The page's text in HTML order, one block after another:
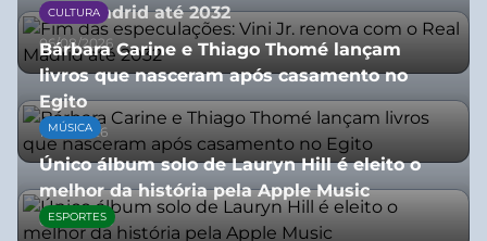
Real Madrid até 2032
06/08/2026
CULTURA
Bárbara Carine e Thiago Thomé lançam
livros que nasceram após casamento no
Egito
10/07/2026
MÚSICA
Único álbum solo de Lauryn Hill é eleito o
melhor da história pela Apple Music
06/08/2026
ESPORTES